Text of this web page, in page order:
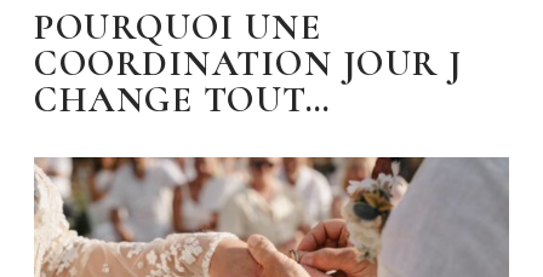
POURQUOI UNE
COORDINATION JOUR J
CHANGE TOUT…